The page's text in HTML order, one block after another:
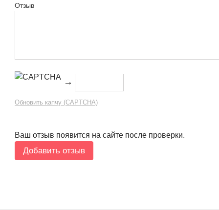
Отзыв
→
Обновить капчу (CAPTCHA)
Ваш отзыв появится на сайте после проверки.